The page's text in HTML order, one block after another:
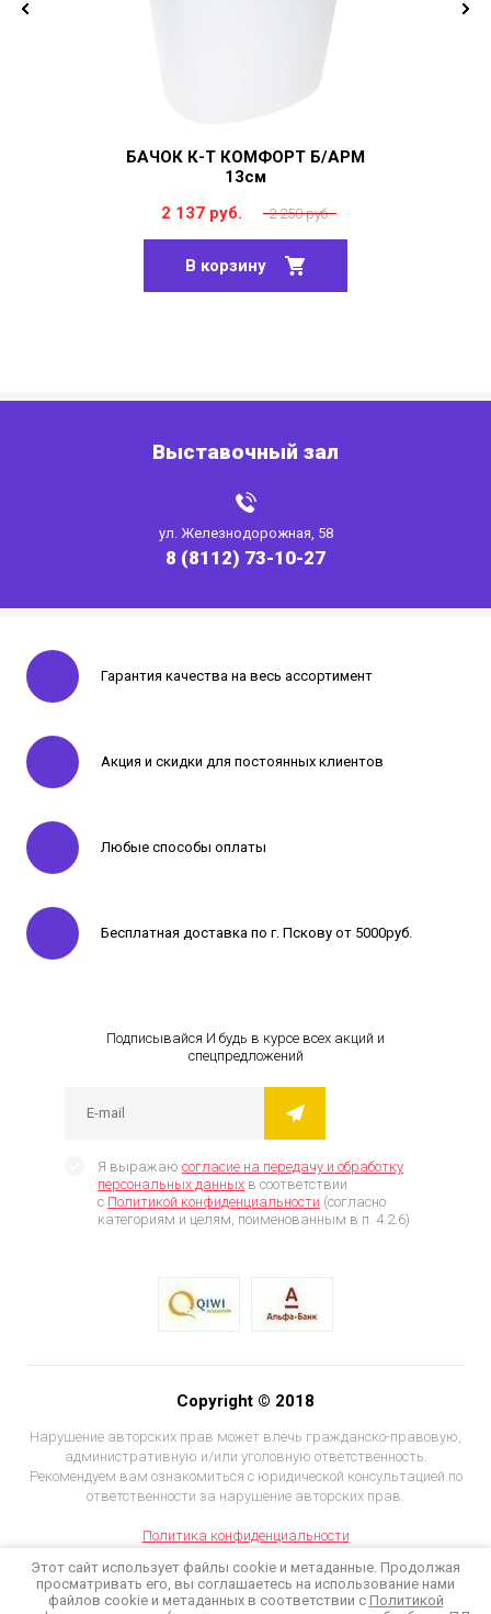
Выставочный зал
ул. Железнодорожная, 58
8 (8112) 73-10-27
БАЧОК К-Т КОМФОРТ Б/АРМ
13см
2 137 руб.
2 250 руб.
В корзину
Гарантия качества на весь ассортимент
Акция и скидки для постоянных клиентов
Любые способы оплаты
Бесплатная доставка по г. Пскову от 5000руб.
Copyright © 2018
Нарушение авторских прав может влечь гражданско-правовую,
административную и/или уголовную ответственность.
Рекомендуем вам ознакомиться с юридической консультацией по
ответственности за нарушение авторских прав.
Политика конфиденциальности
Подписывайся И будь в курсе всех акций и
спецпредложений
Я выражаю согласие на передачу и обработку
персональных данных в соответствии
с Политикой конфиденциальности (согласно
категориям и целям, поименованным в п. 4.2.6)
Этот сайт использует файлы cookie и метаданные. Продолжая
просматривать его, вы соглашаетесь на использование нами
файлов cookie и метаданных в соответствии с Политикой